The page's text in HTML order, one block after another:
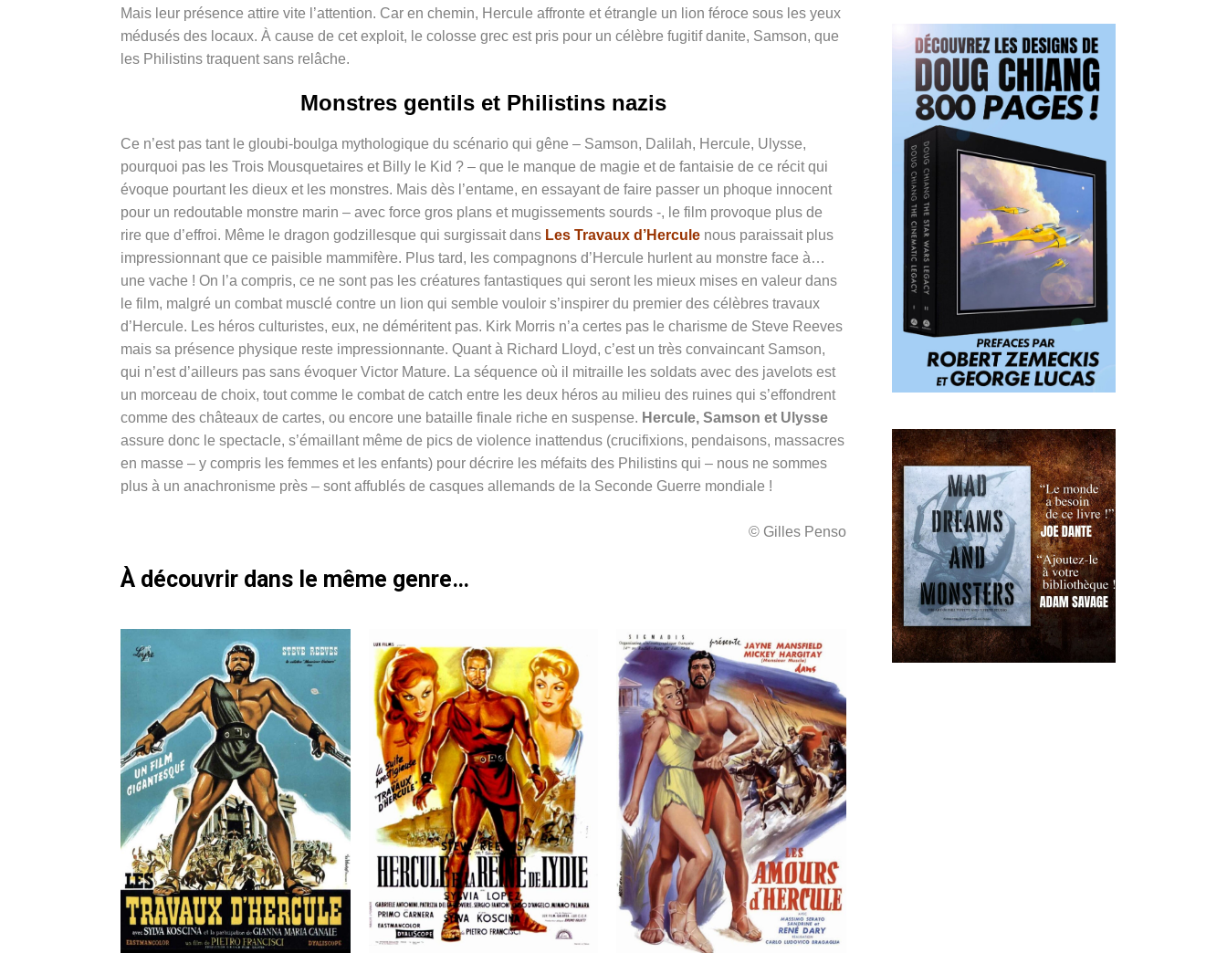
Mais leur présence attire vite l’attention. Car en chemin, Hercule affronte et étrangle un lion féroce sous les yeux
médusés des locaux. À cause de cet exploit, le colosse grec est pris pour un célèbre fugitif danite, Samson, que
les Philistins traquent sans relâche.
Monstres gentils et Philistins nazis
Ce n’est pas tant le gloubi-boulga mythologique du scénario qui gêne – Samson, Dalilah, Hercule, Ulysse,
pourquoi pas les Trois Mousquetaires et Billy le Kid ? – que le manque de magie et de fantaisie de ce récit qui
évoque pourtant les dieux et les monstres. Mais dès l’entame, en essayant de faire passer un phoque innocent
pour un redoutable monstre marin – avec force gros plans et mugissements sourds -, le film provoque plus de
rire que d’effroi. Même le dragon godzillesque qui surgissait dans Les Travaux d’Hercule nous paraissait plus
impressionnant que ce paisible mammifère. Plus tard, les compagnons d’Hercule hurlent au monstre face à…
une vache ! On l’a compris, ce ne sont pas les créatures fantastiques qui seront les mieux mises en valeur dans
le film, malgré un combat musclé contre un lion qui semble vouloir s’inspirer du premier des célèbres travaux
d’Hercule. Les héros culturistes, eux, ne déméritent pas. Kirk Morris n’a certes pas le charisme de Steve Reeves
mais sa présence physique reste impressionnante. Quant à Richard Lloyd, c’est un très convaincant Samson,
qui n’est d’ailleurs pas sans évoquer Victor Mature. La séquence où il mitraille les soldats avec des javelots est
un morceau de choix, tout comme le combat de catch entre les deux héros au milieu des ruines qui s’effondrent
comme des châteaux de cartes, ou encore une bataille finale riche en suspense. Hercule, Samson et Ulysse
assure donc le spectacle, s’émaillant même de pics de violence inattendus (crucifixions, pendaisons, massacres
en masse – y compris les femmes et les enfants) pour décrire les méfaits des Philistins qui – nous ne sommes
plus à un anachronisme près – sont affublés de casques allemands de la Seconde Guerre mondiale !
© Gilles Penso
À découvrir dans le même genre…